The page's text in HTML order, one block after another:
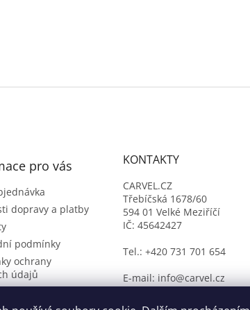
pro vás
dopravy a platby
podmínky
ochrany
údajů
KONTAKTY
CARVEL.CZ
Třebíčská 1678/60
594 01 Velké Meziříčí
IČ: 45642427
Tel.: +420 731 701 654
E-mail: info@carvel.cz